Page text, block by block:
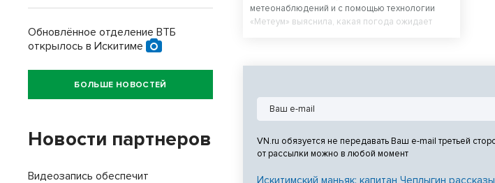
метеонаблюдений и с помощью технологии
«Метеум» выяснила, какая погода ожидает
VN.ru обязуется не передавать Ваш e-mail третьей
от рассылки можно в любой момент
Искитимский маньяк: капитан Чеплыгин
Обновлённое отделение ВТБ
открылось в Искитиме
БОЛЬШЕ НОВОСТЕЙ
Новости партнеров
Видеозапись обеспечит